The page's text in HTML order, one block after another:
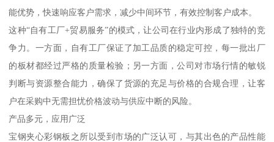
能优势，快速响应客户需求，减少中间环节，有效控制客户成本。
这种“自有工厂+贸易服务”的模式，让公司在行业内形成了独特的竞
争力。一方面，自有工厂保证了加工品质的稳定可控，每一批出厂
的板材都经过严格的质量检验；另一方面，公司对市场行情的敏锐
判断与资源整合能力，确保了货源的充足与价格的合规合理，让客
户在采购中无需担忧价格波动与供应中断的风险。
产品多元，应用广泛
宝钢夹心彩钢板之所以受到市场的广泛认可，与其出色的产品性能